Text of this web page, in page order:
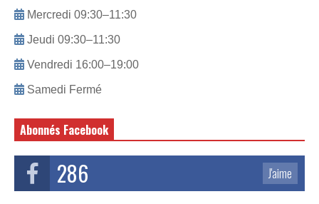
Mercredi 09:30–11:30
Jeudi 09:30–11:30
Vendredi 16:00–19:00
Samedi Fermé
Abonnés Facebook
286 J'aime